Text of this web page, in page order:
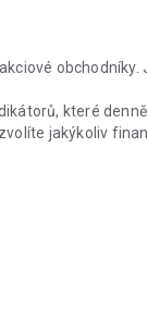
které
jakýkoliv
událostí
Austrálie, Nový
společností,